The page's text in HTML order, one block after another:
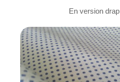
En version drap